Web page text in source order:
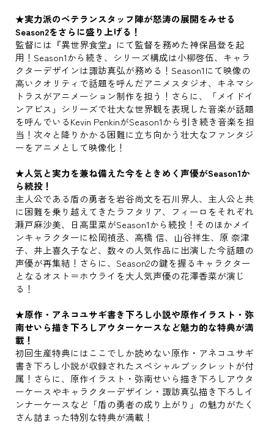
★実力派のベテランスタッフ陣が怒涛の展開をみせる
Season2をさらに盛り上げる！
監督には『異世界食堂』にて監督を務めた神保昌登を起
用！Season1から続き、シリーズ構成は小柳啓伍、キャラ
クターデザインは諏訪真弘が務める！Season1にて映像の
高いクオリティで話題を呼んだアニメスタジオ、キネマシ
トラスがアニメーション制作を担う！さらに、「メイドイ
ンアビス」シリーズで壮大な世界観を表現した音楽が話題
を呼んでいるKevin PenkinがSeason1から引き続き音楽を担
当！次々と降りかかる困難に立ち向かう壮大なファンタジ
ーをアニメとして映像化！
★人気と実力を兼ね備えた今をときめく声優がSeason1か
ら続投！
主人公である盾の勇者を岩谷尚文を石川界人、主人公と共
に困難を乗り越えてきたラフタリア、フィーロをそれぞれ
瀬戸麻沙美、日高里菜がSeason1から続投！そのほかメイ
ンキャラクターに松岡禎丞、高橋 信、山谷祥生、原 奈津
子、井上喜久子など、数々の人気作品に出演した今話題の
声優が再集結！さらに、Season2の鍵を握るキャラクター
となるオスト＝ホウライを大人気声優の花澤香菜が演じ
る！
★原作・アネコユサギ書き下ろし小説や原作イラスト・弥
南せいら描き下ろしアウターケースなど魅力的な特典が満
載！
初回生産特典にはここでしか読めない原作・アネコユサギ
書き下ろし小説が収録されたスペシャルブックレットが付
属！さらに、原作イラスト・弥南せいら描き下ろしアウタ
ーケースやキャラクターデザイン・諏訪真弘描き下ろしイ
ンナーケースなど「盾の勇者の成り上がり」の魅力がたく
さん詰まった特別な特典が満載！